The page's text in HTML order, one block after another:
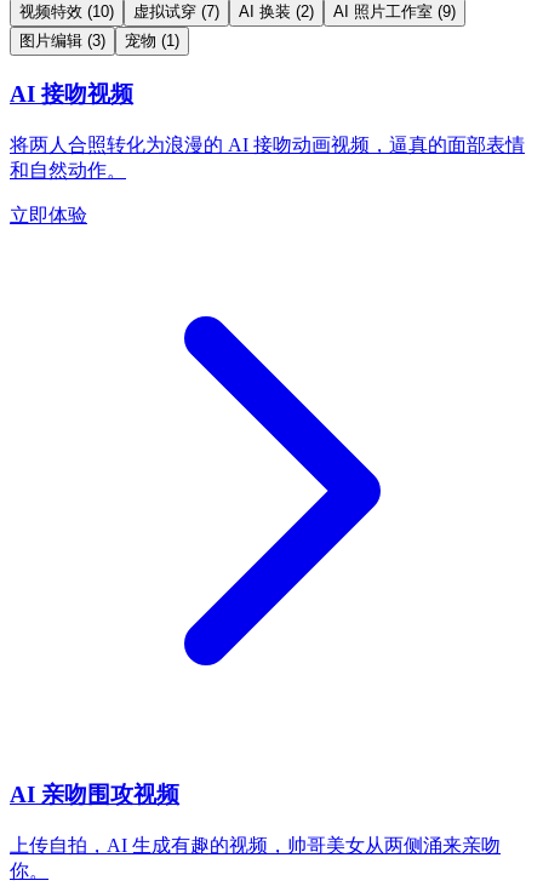
视频特效 (10) 虚拟试穿 (7) AI 换装 (2) AI 照片工作室 (9)
图片编辑 (3) 宠物 (1)
AI 接吻视频
将两人合照转化为浪漫的 AI 接吻动画视频，逼真的面部表情
和自然动作。
立即体验
AI 亲吻围攻视频
上传自拍，AI 生成有趣的视频，帅哥美女从两侧涌来亲吻
你。